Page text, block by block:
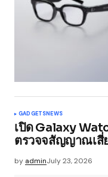
GADGETSNEWS
เปิด Galaxy
ตรวจจสัญญาณเสี่
by adminJuly 23, 2026